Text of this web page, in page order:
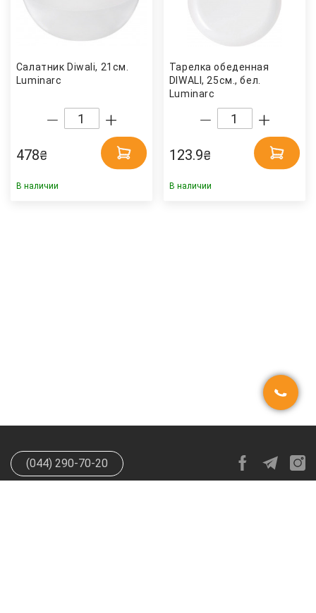
Салатник Diwali, 21см.
Luminarc
478₴
В наличии
Тарелка обеденная
DIWALI, 25см., бел.
Luminarc
123.9₴
В наличии
(044) 290-70-20